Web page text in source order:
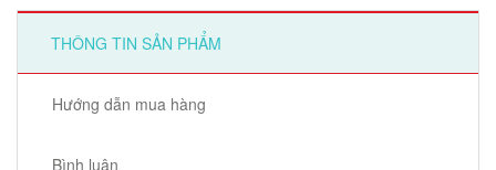
THÔNG TIN SẢN PHẨM
Hướng dẫn mua hàng
Bình luận